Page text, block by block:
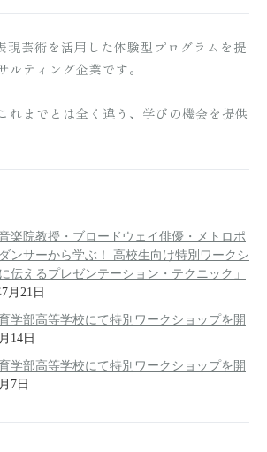
芸術を活用した体験型プログラムを提
ルティング企業です。
れまでとは全く違う、学びの機会を提供
楽院教授・ブロードウェイ俳優・メトロポ
ンサーから学ぶ！ 高校生向け特別ワークシ
伝えるプレゼンテーション・テクニック」
月21日
学部高等学校にて特別ワークショップを開
14日
学部高等学校にて特別ワークショップを開
7日